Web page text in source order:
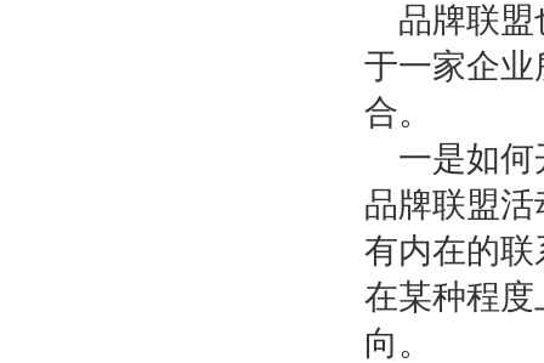
品牌联
于一家企
合。
一是如
品牌联盟
有内在的
在某种程
向。